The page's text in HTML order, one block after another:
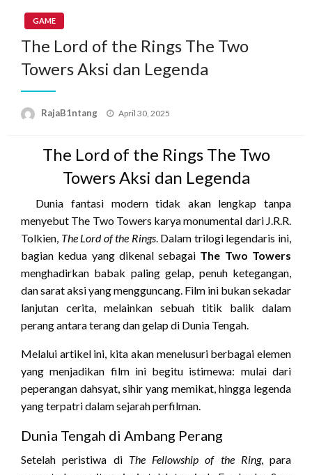
GAME
The Lord of the Rings The Two
Towers Aksi dan Legenda
RajaB1ntang
Posted
April 30, 2025
The Lord of the Rings The Two
Towers Aksi dan Legenda
Dunia fantasi modern tidak akan lengkap tanpa
menyebut The Two Towers karya monumental dari J.R.R.
Tolkien, The Lord of the Rings. Dalam trilogi legendaris ini,
bagian kedua yang dikenal sebagai The Two Towers
menghadirkan babak paling gelap, penuh ketegangan,
dan sarat aksi yang mengguncang. Film ini bukan sekadar
lanjutan cerita, melainkan sebuah titik balik dalam
perang antara terang dan gelap di Dunia Tengah.
Melalui artikel ini, kita akan menelusuri berbagai elemen
yang menjadikan film ini begitu istimewa: mulai dari
peperangan dahsyat, sihir yang memikat, hingga legenda
yang terpatri dalam sejarah perfilman.
Dunia Tengah di Ambang Perang
Setelah peristiwa di The Fellowship of the Ring, para